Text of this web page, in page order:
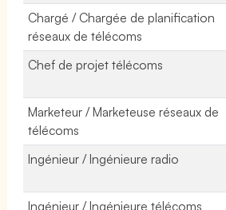
Chargé / Chargée de planification
réseaux de télécoms
Chef de projet télécoms
Marketeur / Marketeuse réseaux de
télécoms
Ingénieur / Ingénieure radio
Ingénieur / Ingénieure télécoms